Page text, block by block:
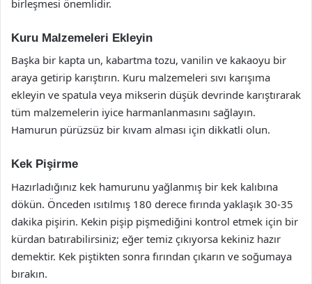
birleşmesi önemlidir.
Kuru Malzemeleri Ekleyin
Başka bir kapta un, kabartma tozu, vanilin ve kakaoyu bir
araya getirip karıştırın. Kuru malzemeleri sıvı karışıma
ekleyin ve spatula veya mikserin düşük devrinde karıştırarak
tüm malzemelerin iyice harmanlanmasını sağlayın.
Hamurun pürüzsüz bir kıvam alması için dikkatli olun.
Kek Pişirme
Hazırladığınız kek hamurunu yağlanmış bir kek kalıbına
dökün. Önceden ısıtılmış 180 derece fırında yaklaşık 30-35
dakika pişirin. Kekin pişip pişmediğini kontrol etmek için bir
kürdan batırabilirsiniz; eğer temiz çıkıyorsa kekiniz hazır
demektir. Kek piştikten sonra fırından çıkarın ve soğumaya
bırakın.